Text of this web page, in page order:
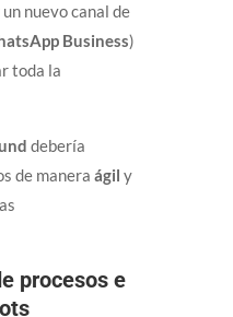
nuevo canal de
Business)
toda la
debería
de manera ágil y
procesos e